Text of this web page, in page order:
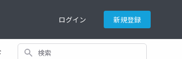
ログイン 新規登録
検索